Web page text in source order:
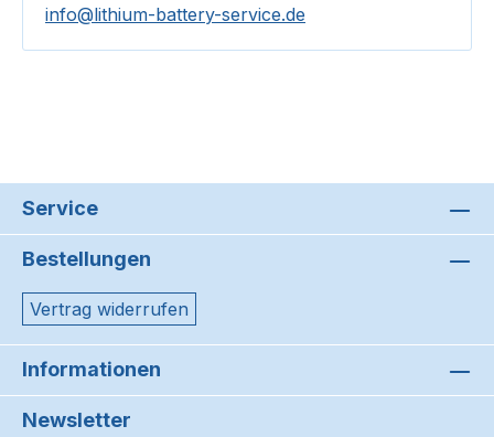
info@lithium-battery-service.de
Service
Bestellungen
Vertrag widerrufen
Informationen
Newsletter